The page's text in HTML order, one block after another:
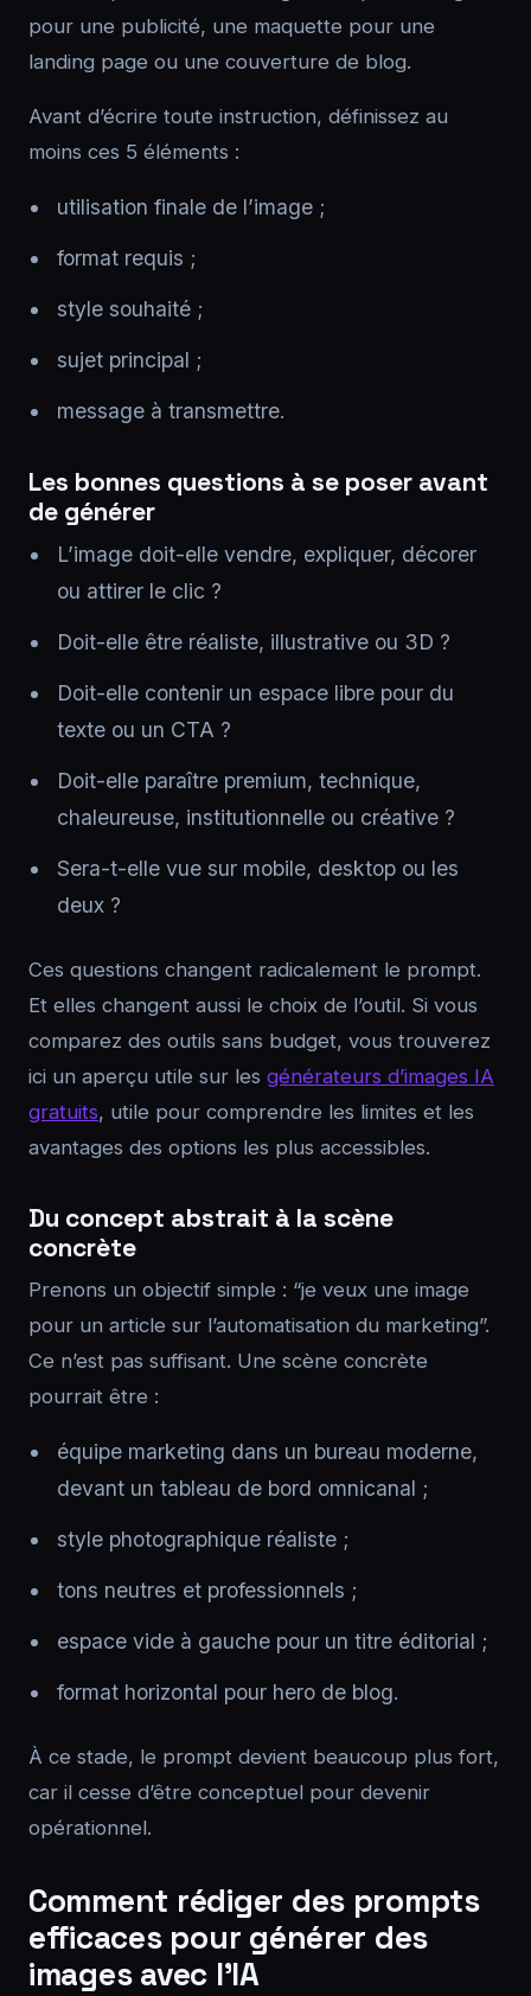
pour une publicité, une maquette pour une
landing page ou une couverture de blog.
Avant d’écrire toute instruction, définissez au
moins ces 5 éléments :
utilisation finale de l’image ;
format requis ;
style souhaité ;
sujet principal ;
message à transmettre.
Les bonnes questions à se poser avant
de générer
L’image doit-elle vendre, expliquer, décorer
ou attirer le clic ?
Doit-elle être réaliste, illustrative ou 3D ?
Doit-elle contenir un espace libre pour du
texte ou un CTA ?
Doit-elle paraître premium, technique,
chaleureuse, institutionnelle ou créative ?
Sera-t-elle vue sur mobile, desktop ou les
deux ?
Ces questions changent radicalement le prompt.
Et elles changent aussi le choix de l’outil. Si vous
comparez des outils sans budget, vous trouverez
ici un aperçu utile sur les générateurs d’images IA
gratuits, utile pour comprendre les limites et les
avantages des options les plus accessibles.
Du concept abstrait à la scène
concrète
Prenons un objectif simple : “je veux une image
pour un article sur l’automatisation du marketing”.
Ce n’est pas suffisant. Une scène concrète
pourrait être :
équipe marketing dans un bureau moderne,
devant un tableau de bord omnicanal ;
style photographique réaliste ;
tons neutres et professionnels ;
espace vide à gauche pour un titre éditorial ;
format horizontal pour hero de blog.
À ce stade, le prompt devient beaucoup plus fort,
car il cesse d’être conceptuel pour devenir
opérationnel.
Comment rédiger des prompts
efficaces pour générer des
images avec l’IA